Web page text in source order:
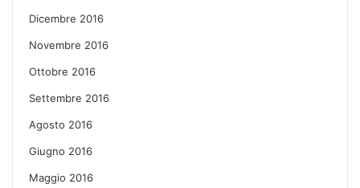
Dicembre 2016
Novembre 2016
Ottobre 2016
Settembre 2016
Agosto 2016
Giugno 2016
Maggio 2016